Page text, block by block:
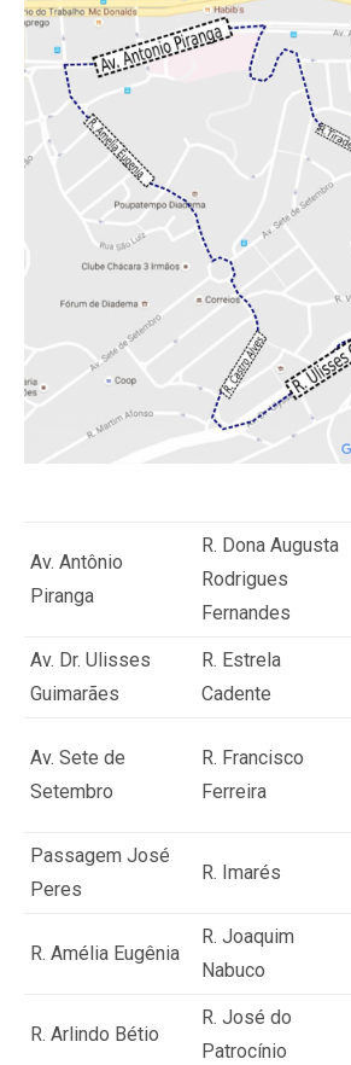
Av. Antônio
Piranga
R. Dona Augusta
Rodrigues
Fernandes
Av. Dr. Ulisses
Guimarães
R. Estrela
Cadente
Av. Sete de
Setembro
R. Francisco
Ferreira
Passagem José
Peres
R. Imarés
R. Amélia Eugênia
R. Joaquim
Nabuco
R. Arlindo Bétio
R. José do
Patrocínio